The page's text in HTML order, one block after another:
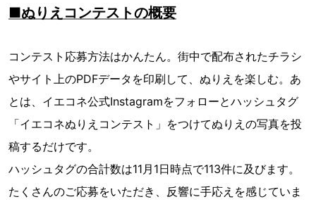
■ぬりえコンテストの概要
コンテスト応募方法はかんたん。街中で配布されたチラシ
やサイト上のPDFデータを印刷して、ぬりえを楽しむ。あ
とは、イエコネ公式Instagramをフォローとハッシュタグ
「イエコネぬりえコンテスト」をつけてぬりえの写真を投
稿するだけです。
ハッシュタグの合計数は11月1日時点で113件に及びます。
たくさんのご応募をいただき、反響に手応えを感じていま